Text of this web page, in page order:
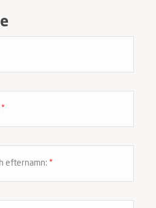
*
efternamn: *